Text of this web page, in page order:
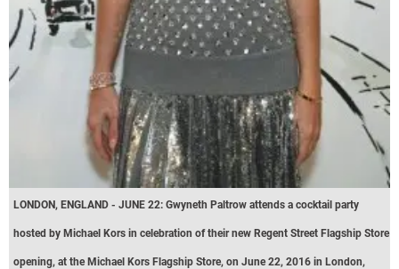
LONDON, ENGLAND - JUNE 22: Gwyneth Paltrow attends a cocktail party
hosted by Michael Kors in celebration of their new Regent Street Flagship Store
opening, at the Michael Kors Flagship Store, on June 22, 2016 in London,